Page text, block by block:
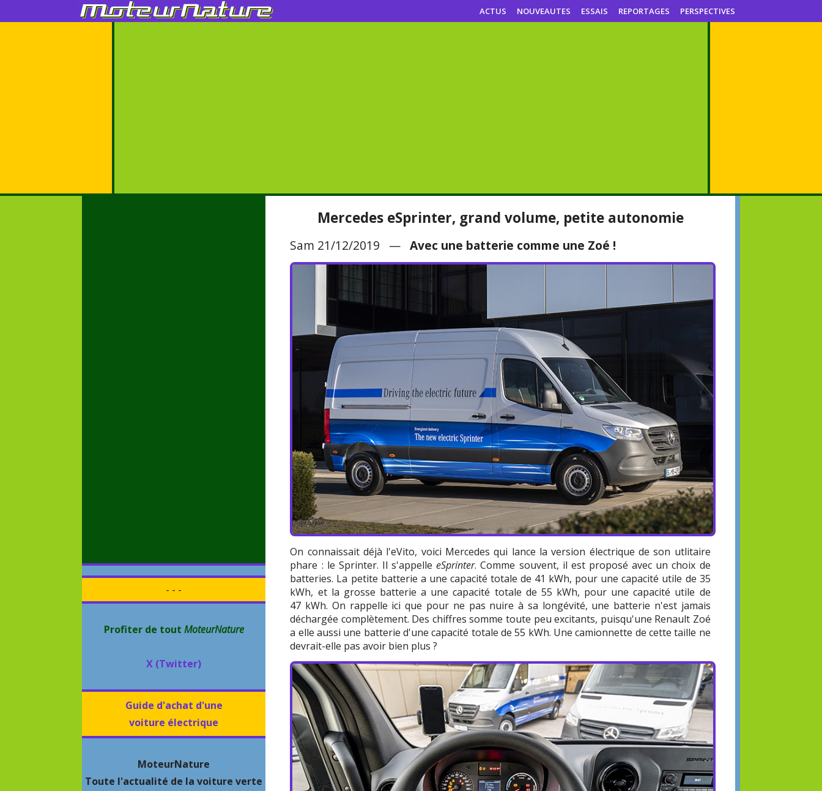
ACTUS NOUVEAUTES ESSAIS REPORTAGES PERSPECTIVES
- - -
Profiter de tout MoteurNature
X (Twitter)
Guide d'achat d'une
voiture électrique
MoteurNature
Toute l'actualité de la voiture verte
Mercedes eSprinter, grand volume, petite autonomie
Sam 21/12/2019 —Avec une batterie comme une Zoé !
On connaissait déjà l'eVito, voici Mercedes qui lance la version électrique de son utlitaire
phare : le Sprinter. Il s'appelleeSprinter. Comme souvent, il est proposé avec un choix de
batteries. La petite batterie a une capacité totale de 41 kWh, pour une capacité utile de 35
kWh, et la grosse batterie a une capacité totale de 55 kWh, pour une capacité utile de
47 kWh. On rappelle ici que pour ne pas nuire à sa longévité, une batterie n'est jamais
déchargée complètement. Des chiffres somme toute peu excitants, puisqu'une Renault Zoé
a elle aussi une batterie d'une capacité totale de 55 kWh. Une camionnette de cette taille ne
devrait-elle pas avoir bien plus ?